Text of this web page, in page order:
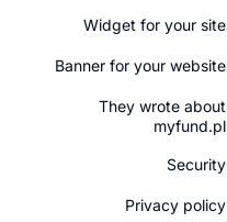
Widget for your site
Banner for your website
They wrote about
myfund.pl
Security
Privacy policy